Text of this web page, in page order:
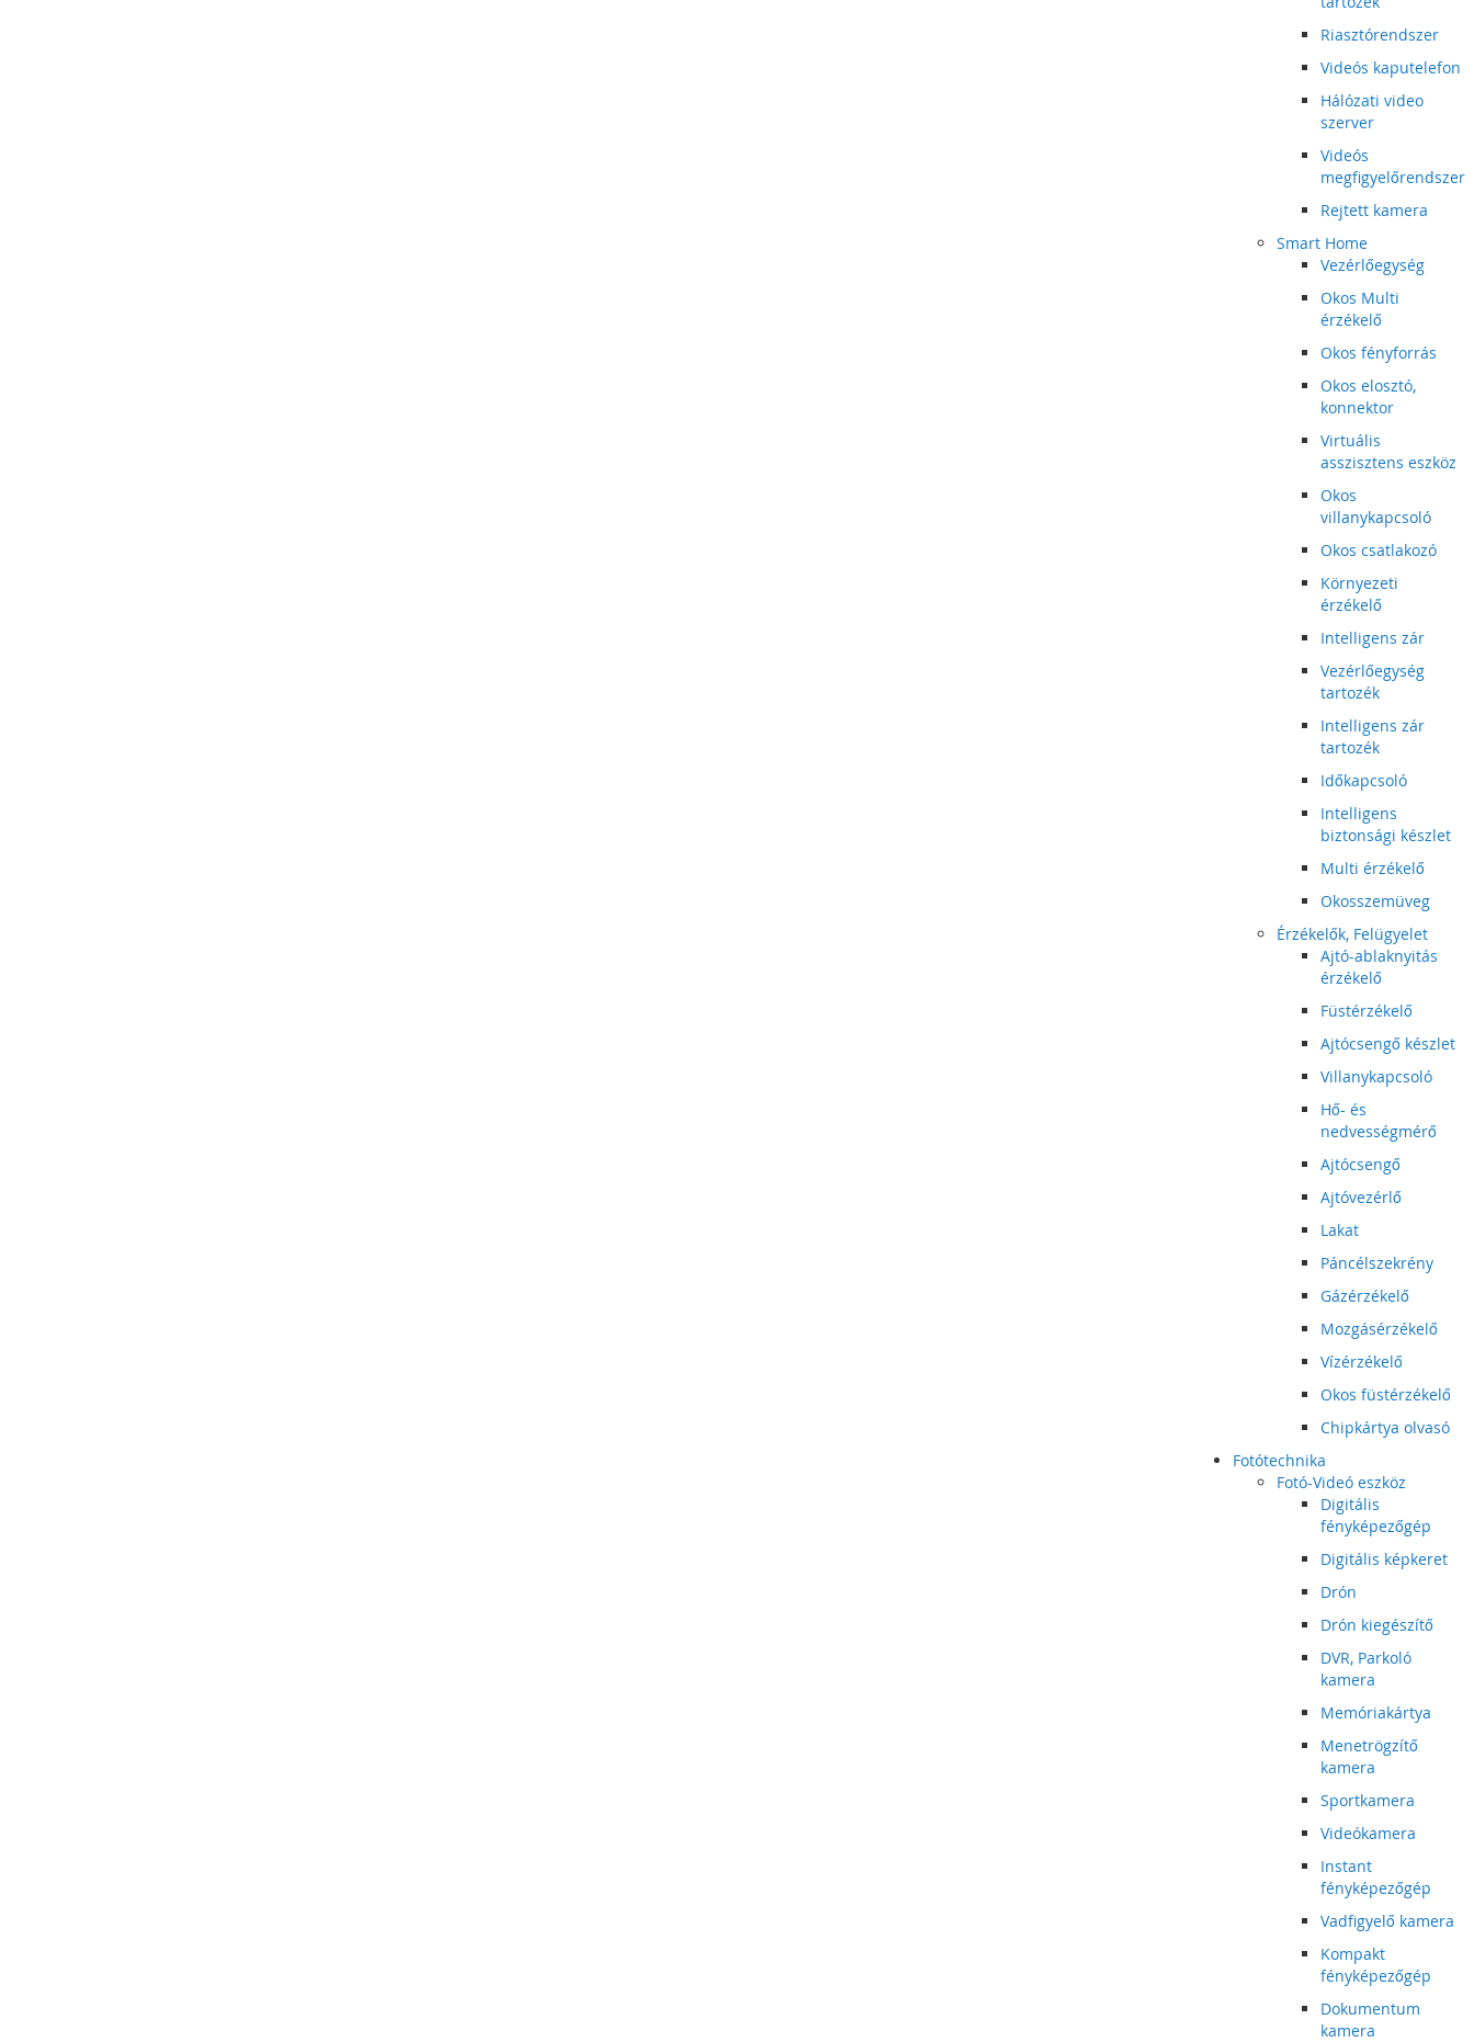
Riasztórendszer
Videós kaputelefon
Hálózati video
szerver
Videós
megfigyelőrendszer
Rejtett kamera
Smart Home
Vezérlőegység
Okos Multi
érzékelő
Okos fényforrás
Okos elosztó,
konnektor
Virtuális
asszisztens eszköz
Okos
villanykapcsoló
Okos csatlakozó
Környezeti
érzékelő
Intelligens zár
Vezérlőegység
tartozék
Intelligens zár
tartozék
Időkapcsoló
Intelligens
biztonsági készlet
Multi érzékelő
Okosszemüveg
Érzékelők, Felügyelet
Ajtó-ablaknyitás
érzékelő
Füstérzékelő
Ajtócsengő készlet
Villanykapcsoló
Hő- és
nedvességmérő
Ajtócsengő
Ajtóvezérlő
Lakat
Páncélszekrény
Gázérzékelő
Mozgásérzékelő
Vízérzékelő
Okos füstérzékelő
Chipkártya olvasó
Fotótechnika
Fotó-Videó eszköz
Digitális
fényképezőgép
Digitális képkeret
Drón
Drón kiegészítő
DVR, Parkoló
kamera
Memóriakártya
Menetrögzítő
kamera
Sportkamera
Videókamera
Instant
fényképezőgép
Vadfigyelő kamera
Kompakt
fényképezőgép
Dokumentum
kamera